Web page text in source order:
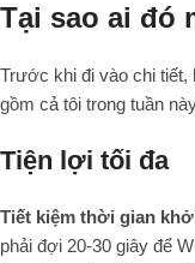
Tại sao ai đó
Trước khi đi vào chi
gồm cả tôi trong tuần
Tiện lợi tối đa
Tiết kiệm thời gian
phải đợi 20-30 giây để